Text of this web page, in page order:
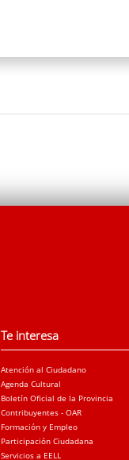
Te interesa
Atención al Ciudadano
Agenda Cultural
Boletín Oficial de la Provincia
Contribuyentes - OAR
Formación y Empleo
Participación Ciudadana
Servicios a EELL